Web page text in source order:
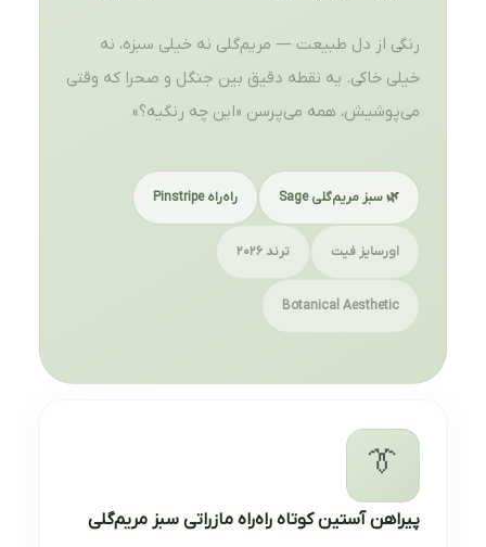
رنگی از دل طبیعت — مریم‌گلی نه خیلی سبزه، نه
خیلی خاکی. یه نقطه دقیق بین جنگل و صحرا که وقتی
می‌پوشیش، همه می‌پرسن «این چه رنگیه؟»
🌿 سبز مریم‌گلی Sage راه‌راه Pinstripe
اورسایز فیت ترند ۲۰۲۶
Botanical Aesthetic
👔
پیراهن آستین کوتاه راه‌راه مازراتی سبز مریم‌گلی